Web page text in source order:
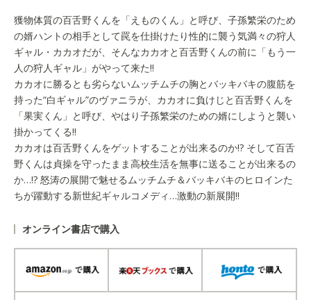
獲物体質の百舌野くんを「えものくん」と呼び、子孫繁栄のため
の婿ハントの相手として罠を仕掛けたり性的に襲う気満々の狩人
ギャル・カカオだが、そんなカカオと百舌野くんの前に「もう一
人の狩人ギャル」がやって来た!!
カカオに勝るとも劣らないムッチムチの胸とバッキバキの腹筋を
持った“白ギャル”のヴァニラが、カカオに負けじと百舌野くんを
「果実くん」と呼び、やはり子孫繁栄のための婿にしようと襲い
掛かってくる!!
カカオは百舌野くんをゲットすることが出来るのか!? そして百舌
野くんは貞操を守ったまま高校生活を無事に送ることが出来るの
か…!? 怒涛の展開で魅せるムッチムチ＆バッキバキのヒロインた
ちが躍動する新世紀ギャルコメディ…激動の新展開!!
オンライン書店で購入